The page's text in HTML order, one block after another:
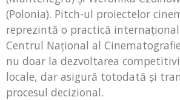
(Polonia). Pitch-ul proiectelor
reprezintă o practică
Centrul Național al
nu doar la dezvoltarea
locale, dar asigură totodată și
procesul decizional.